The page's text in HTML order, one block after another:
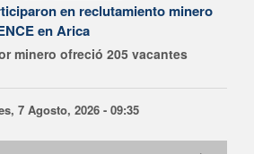
en reclutamiento minero
en Arica
minero ofreció 205 vacantes
7 Agosto, 2026 - 09:35